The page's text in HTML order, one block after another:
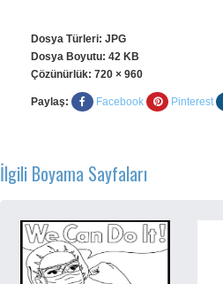
Dosya Türleri: JPG
Dosya Boyutu: 42 KB
Çözünürlük: 720 × 960
Paylaş: Facebook Pinterest
İlgili Boyama Sayfaları